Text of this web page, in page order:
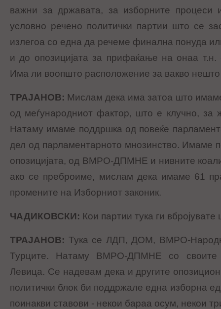
важни за државата, за изборните процеси
условно речено политички партии што се
излегоа со една да речеме финална понуда
и до опозицијата за прифаќање на онаа
Има ли воопшто расположение за вакво нешто
ТРАЈАНОВ: Мислам дека има затоа што
од меѓународниот фактор, што е клучно, за
Натаму имаме поддршка од повеќе
дел од парламентарното мнозинство. Имаме
опозицијата, од ВМРО-ДПМНЕ и нивните
ако се преброиме, мислам дека имаме 61
промените на Изборниот законик.
ЧАДИКОВСКИ: Кои партии тука ги
ТРАЈАНОВ: Тука се ЛДП, ДОМ, ВМРО-
Турците. Натаму ВМРО-ДПМНЕ со своите
Левица. Се надевам дека и другите
политички блок би поддржале една изборна
поинакви ставови - некои бараа осум, некои